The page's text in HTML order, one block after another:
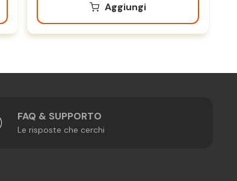
Aggiungi
FAQ & SUPPORTO
Le risposte che cerchi